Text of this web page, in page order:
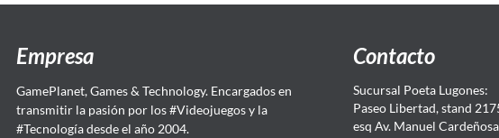
Empresa
GamePlanet, Games & Technology. Encargados en
transmitir la pasión por los #Videojuegos y la
#Tecnología desde el año 2004.
Contacto
Sucursal Poeta Lugones:
Paseo Libertad, stand
esq Av. Manuel